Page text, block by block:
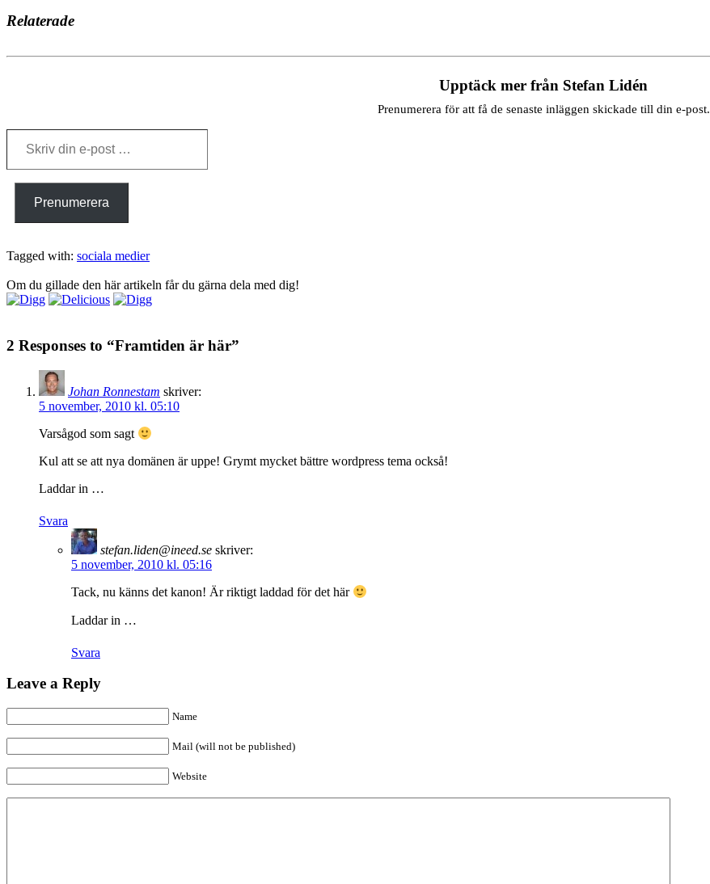
Relaterade
Upptäck mer från Stefan Lidén
Prenumerera för att få de senaste inläggen skickade till din e-post.
Prenumerera
Tagged with: sociala medier
Om du gillade den här artikeln får du gärna dela med dig!
2 Responses to “Framtiden är här”
Johan Ronnestam skriver:
5 november, 2010 kl. 05:10
Varsågod som sagt
Kul att se att nya domänen är uppe! Grymt mycket bättre wordpress tema också!
Laddar in …
Svara
stefan.liden@ineed.se skriver:
5 november, 2010 kl. 05:16
Tack, nu känns det kanon! Är riktigt laddad för det här
Laddar in …
Svara
Leave a Reply
Name
Mail (will not be published)
Website